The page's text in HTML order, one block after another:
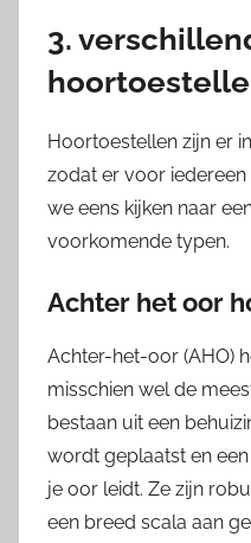
3.
Hoortoestellen zijn er
zodat er voor iedereen
we eens kijken naar
voorkomende typen.
Achter het oor
Achter-het-oor (AHO)
misschien wel de
bestaan uit een
wordt geplaatst en
je oor leidt. Ze zijn
een breed scala aan